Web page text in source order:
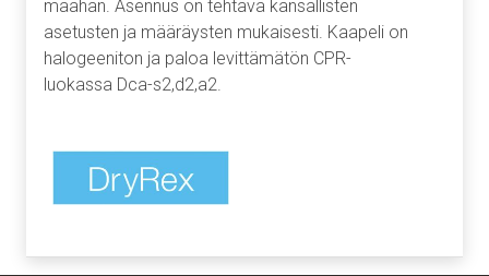
maahan. Asennus on tehtävä kansallisten
asetusten ja määräysten mukaisesti. Kaapeli on
halogeeniton ja paloa levittämätön CPR-
luokassa Dca-s2,d2,a2.